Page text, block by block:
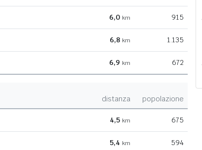
6,0 km 915
6,8 km 1.135
6,9 km 672
distanza popolazione
4,5 km 675
5,4 km 594